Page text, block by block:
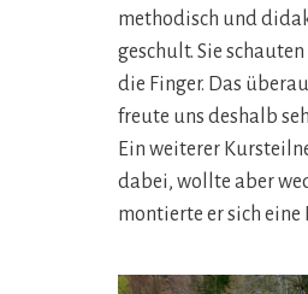
methodisch und
geschult. Sie
die Finger. Das
freute uns deshalb
Ein weiterer
dabei, wollte aber
montierte er sich eine